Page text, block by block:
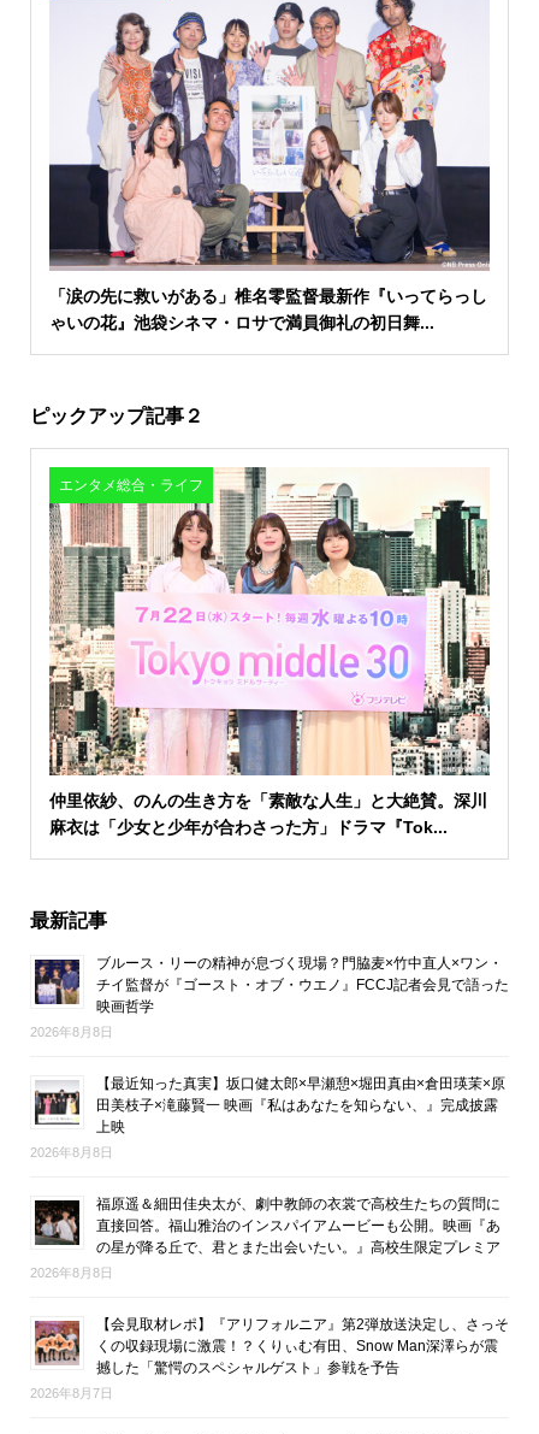
「涙の先に救いがある」椎名零監督最新作『いってらっし
ゃいの花』池袋シネマ・ロサで満員御礼の初日舞...
ピックアップ記事２
エンタメ総合・ライフ
仲里依紗、のんの生き方を「素敵な人生」と大絶賛。深川
麻衣は「少女と少年が合わさった方」ドラマ『Tok...
最新記事
ブルース・リーの精神が息づく現場？門脇麦×竹中直人×ワン・
チイ監督が『ゴースト・オブ・ウエノ』FCCJ記者会見で語った
映画哲学
2026年8月8日
【最近知った真実】坂口健太郎×早瀬憩×堀田真由×倉田瑛茉×原
田美枝子×滝藤賢一 映画『私はあなたを知らない、』完成披露
上映
2026年8月8日
福原遥＆細田佳央太が、劇中教師の衣裳で高校生たちの質問に
直接回答。福山雅治のインスパイアムービーも公開。映画『あ
の星が降る丘で、君とまた出会いたい。』高校生限定プレミア
2026年8月8日
【会見取材レポ】『アリフォルニア』第2弾放送決定し、さっそ
くの収録現場に激震！？くりぃむ有田、Snow Man深澤らが震
撼した「驚愕のスペシャルゲスト」参戦を予告
2026年8月7日